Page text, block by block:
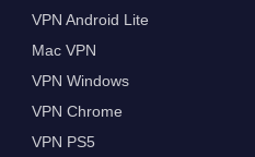
VPN Android Lite
Mac VPN
VPN Windows
VPN Chrome
VPN PS5